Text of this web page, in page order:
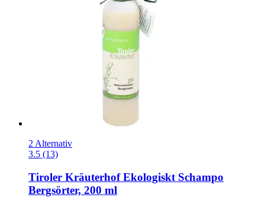
2 Alternativ
3.5 (13)
Tiroler KräuterhofEkologiskt Schampo
Bergsörter, 200 ml